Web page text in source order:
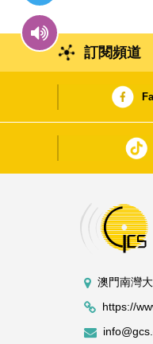
訂閱頻道
澳門南灣
https://